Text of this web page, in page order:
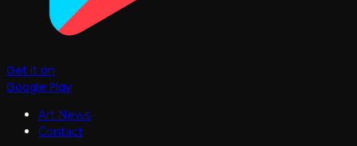
Get it on
Google Play
Art News
Contact